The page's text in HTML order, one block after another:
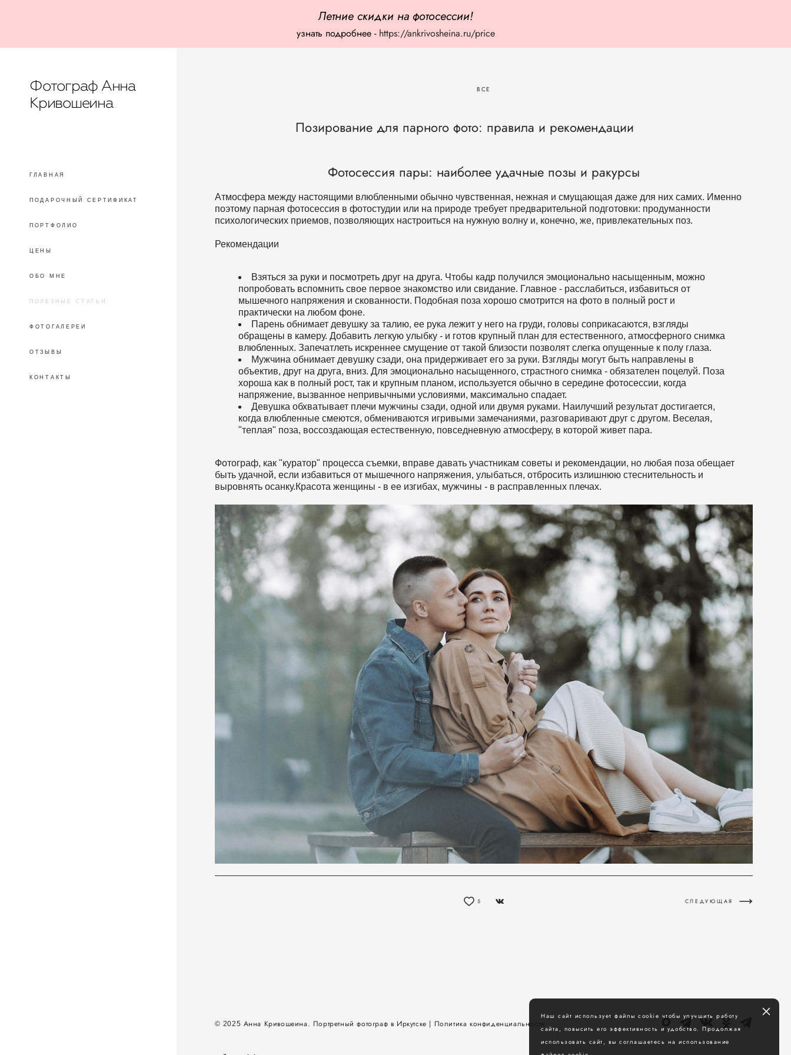
Летние скидки на фотосессии!
узнать подробнее - https://ankrivosheina.ru/price
Фотограф Анна
Кривошеина
ГЛАВНАЯ
ПОДАРОЧНЫЙ СЕРТИФИКАТ
ПОРТФОЛИО
ЦЕНЫ
ОБО МНЕ
ПОЛЕЗНЫЕ СТАТЬИ
ФОТОГАЛЕРЕИ
ОТЗЫВЫ
КОНТАКТЫ
ВСЕ
Позирование для парного фото: правила и рекомендации
Фотосессия пары: наиболее удачные позы и ракурсы
Атмосфера между настоящими влюбленными обычно чувственная, нежная и смущающая даже для них самих. Именно
поэтому парная фотосессия в фотостудии или на природе требует предварительной подготовки: продуманности
психологических приемов, позволяющих настроиться на нужную волну и, конечно, же, привлекательных поз.
Рекомендации
Взяться за руки и посмотреть друг на друга. Чтобы кадр получился эмоционально насыщенным, можно
попробовать вспомнить свое первое знакомство или свидание. Главное - расслабиться, избавиться от
мышечного напряжения и скованности. Подобная поза хорошо смотрится на фото в полный рост и
практически на любом фоне.
Парень обнимает девушку за талию, ее рука лежит у него на груди, головы соприкасаются, взгляды
обращены в камеру. Добавить легкую улыбку - и готов крупный план для естественного, атмосферного снимка
влюбленных. Запечатлеть искреннее смущение от такой близости позволят слегка опущенные к полу глаза.
Мужчина обнимает девушку сзади, она придерживает его за руки. Взгляды могут быть направлены в
объектив, друг на друга, вниз. Для эмоционально насыщенного, страстного снимка - обязателен поцелуй. Поза
хороша как в полный рост, так и крупным планом, используется обычно в середине фотосессии, когда
напряжение, вызванное непривычными условиями, максимально спадает.
Девушка обхватывает плечи мужчины сзади, одной или двумя руками. Наилучший результат достигается,
когда влюбленные смеются, обмениваются игривыми замечаниями, разговаривают друг с другом. Веселая,
"теплая" поза, воссоздающая естественную, повседневную атмосферу, в которой живет пара.
Фотограф, как "куратор" процесса съемки, вправе давать участникам советы и рекомендации, но любая поза обещает
быть удачной, если избавиться от мышечного напряжения, улыбаться, отбросить излишнюю стеснительность и
выровнять осанку.Красота женщины - в ее изгибах, мужчины - в расправленных плечах.
5 СЛЕДУЮЩАЯ
© 2025 Анна Кривошеина. Портретный фотограф в Иркутске | Политика конфиденциальности
Наш сайт использует файлы cookie чтобы улучшить работу
сайта, повысить его эффективность и удобство. Продолжая
использовать сайт, вы соглашаетесь на использование